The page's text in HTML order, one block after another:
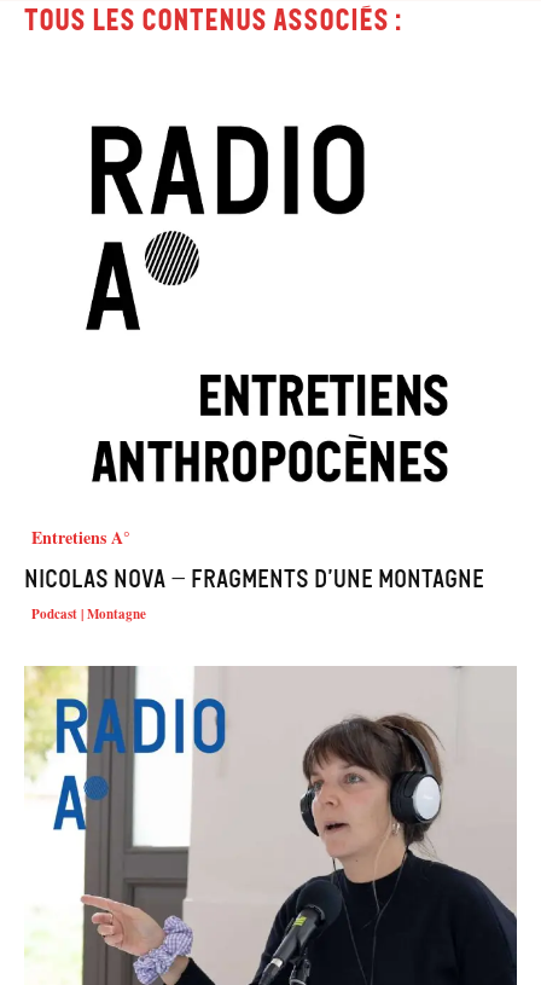
Tous les contenus associés :
Entretiens A°
Nicolas Nova – Fragments d’une montagne
Podcast | Montagne